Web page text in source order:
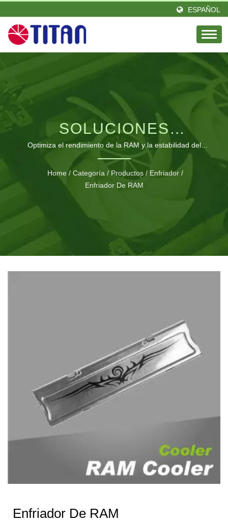
ESPAÑOL
SOLUCIONES
AVANZADAS DE
REFRIGERACIÓN DE
MEMORIA
Optimiza el rendimiento de la RAM y la estabilidad del
sistema con los disipadores de memoria especializados de
TITAN
Home / Categoría / Productos / Enfriador /
Enfriador De RAM
Enfriador De RAM